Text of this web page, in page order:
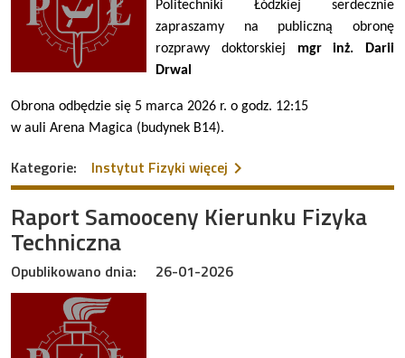
Politechniki Łódzkiej serdecznie
zapraszamy na publiczną obronę
rozprawy doktorskiej mgr inż. Darii
Drwal
Obrona odbędzie się 5 marca 2026 r. o godz. 12:15
w auli Arena Magica (budynek B14).
Kategorie: Instytut Fizyki więcej na temat Publiczna
Raport Samooceny Kierunku Fizyka
Techniczna
Opublikowano dnia: 26-01-2026